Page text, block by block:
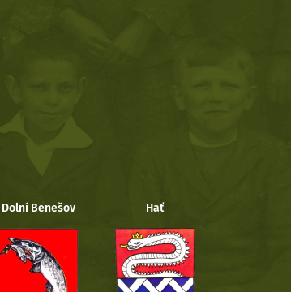
Dolní Benešov Hať